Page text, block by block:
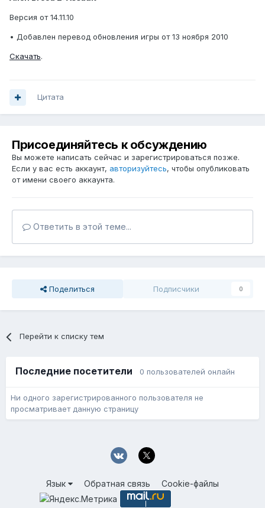
Версия от 14.11.10
• Добавлен перевод обновления игры от 13 ноября 2010
Скачать.
Цитата
Присоединяйтесь к обсуждению
Вы можете написать сейчас и зарегистрироваться позже.
Если у вас есть аккаунт, авторизуйтесь, чтобы опубликовать
от имени своего аккаунта.
Ответить в этой теме...
Поделиться Подписчики 0
Перейти к списку тем
Последние посетители 0 пользователей онлайн
Ни одного зарегистрированного пользователя не
просматривает данную страницу
Язык Обратная связь Cookie-файлы